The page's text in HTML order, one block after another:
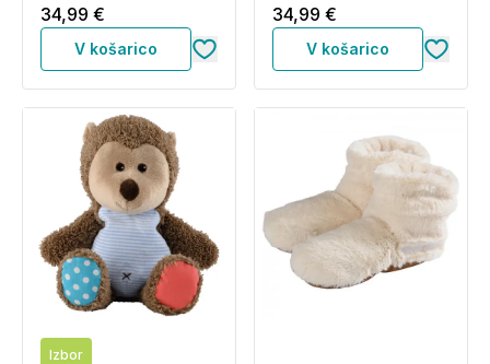
34,99 €
V košarico
34,99 €
V košarico
Izbor